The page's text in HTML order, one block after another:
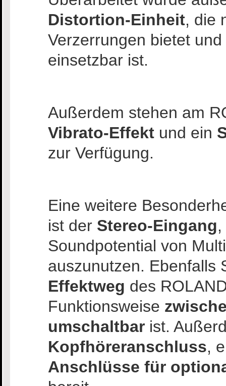
Distortion-Einheit, die
Verzerrungen bietet
einsetzbar ist.
Außerdem stehen am
Vibrato-Effekt und ein
zur Verfügung.
Eine weitere
ist der Stereo-Eingang
Soundpotential von
auszunutzen. Ebenfalls
Effektweg des
Funktionsweise
umschaltbar ist.
Kopfhöreranschluss,
Anschlüsse für